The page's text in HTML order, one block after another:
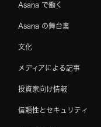
Asana で働く
Asana の舞台裏
文化
メディアによる記事
投資家向け情報
信頼性とセキュリティ